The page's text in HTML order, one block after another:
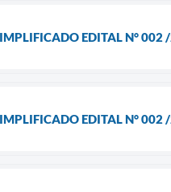
EDITAL N°
EDITAL N°